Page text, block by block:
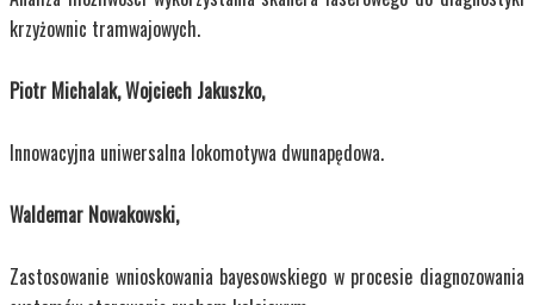
krzyżownic tramwajowych.
Piotr Michalak, Wojciech Jakuszko,
Innowacyjna uniwersalna lokomotywa dwunapędowa.
Waldemar Nowakowski,
Zastosowanie wnioskowania bayesowskiego w procesie diagnozowania